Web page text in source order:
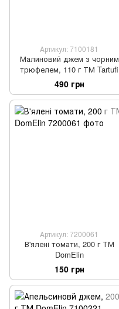
Артикул: 7100181
Малиновий джем з чорним
трюфелем, 110 г ТМ Tartufi
490 грн
Артикул: 7200061
В'ялені томати, 200 г ТМ
DomElin
150 грн